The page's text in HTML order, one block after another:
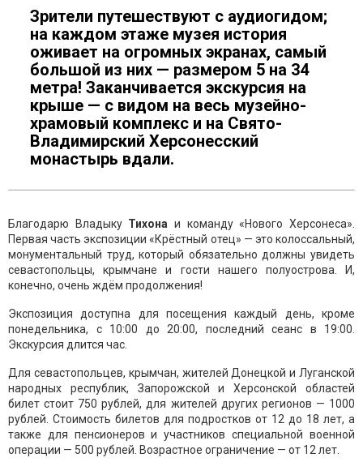
Зрители путешествуют с аудиогидом;
на каждом этаже музея история
оживает на огромных экранах, самый
большой из них — размером 5 на 34
метра! Заканчивается экскурсия на
крыше — с видом на весь музейно-
храмовый комплекс и на Свято-
Владимирский Херсонесский
монастырь вдали.
Благодарю Владыку Тихона и команду «Нового Херсонеса».
Первая часть экспозиции «Крёстный отец» — это колоссальный,
монументальный труд, который обязательно должны увидеть
севастопольцы, крымчане и гости нашего полуострова. И,
конечно, очень ждём продолжения!
Экспозиция доступна для посещения каждый день, кроме
понедельника, с 10:00 до 20:00, последний сеанс в 19:00.
Экскурсия длится час.
Для севастопольцев, крымчан, жителей Донецкой и Луганской
народных республик, Запорожской и Херсонской областей
билет стоит 750 рублей, для жителей других регионов — 1000
рублей. Стоимость билетов для подростков от 12 до 18 лет, а
также для пенсионеров и участников специальной военной
операции — 500 рублей. Возрастное ограничение — от 12 лет.